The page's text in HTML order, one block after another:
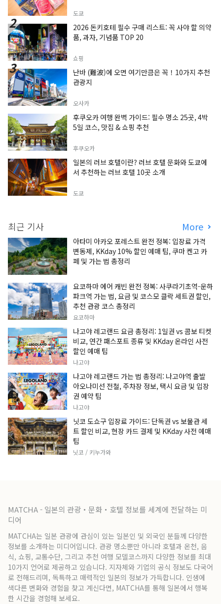
도쿄
2026 돈키호테 필수 구매 리스트: 꼭 사야 할 의약
품, 과자, 기념품 TOP 20
쇼핑
난바 (難波)에 오면 여기만큼은 꼭！10가지 추천
관광지
오사카
후쿠오카 여행 완벽 가이드: 필수 명소 25곳, 4박
5일 코스, 맛집 & 쇼핑 추천
후쿠오카
일본의 러브 호텔이란? 러브 호텔 문화와 도쿄에
서 추천하는 러브 호텔 10곳 소개
도쿄
최근 기사 More
아타미 아카오 포레스트 완전 정복: 입장료 가격
변동제, KKday 10% 할인 예매 팁, 쿠마 켄고 카
페 및 가는 법 총정리
요코하마 에어 캐빈 완전 정복: 사쿠라기초역-운하
파크역 가는 법, 요금 및 코스모 클락 세트권 할인,
추천 관광 코스 총정리
요코하마
나고야 레고랜드 요금 총정리: 1일권 vs 콤보 티켓
비교, 연간 패스포트 종류 및 KKday 온라인 사전
할인 예매 팁
나고야
나고야 레고랜드 가는 법 총정리: 나고야역 출발
아오나미선 전철, 주차장 정보, 택시 요금 및 입장
권 예약 팁
나고야
닛코 도쇼구 입장료 가이드: 단독권 vs 보물관 세
트 할인 비교, 현장 카드 결제 및 KKday 사전 예매
팁
닛코 / 키누가와
MATCHA - 일본의 관광・문화・호텔 정보를 세계에 전달하는 미
디어
MATCHA는 일본 관광에 관심이 있는 일본인 및 외국인 분들께 다양한
정보를 소개하는 미디어입니다. 관광 명소뿐만 아니라 호텔과 온천, 음
식, 쇼핑, 교통수단, 그리고 추천 여행 모델코스까지 다양한 정보를 최대
10가지 언어로 제공하고 있습니다. 지자체와 기업의 공식 정보도 다국어
로 전해드리며, 독특하고 매력적인 일본의 정보가 가득합니다. 인생에
색다른 변화와 경험을 찾고 계신다면, MATCHA를 통해 일본에서 행복
한 시간을 경험해 보세요.